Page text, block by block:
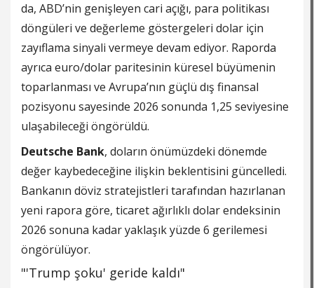
da, ABD’nin genişleyen cari açığı, para politikası
döngüleri ve değerleme göstergeleri dolar için
zayıflama sinyali vermeye devam ediyor. Raporda
ayrıca euro/dolar paritesinin küresel büyümenin
toparlanması ve Avrupa’nın güçlü dış finansal
pozisyonu sayesinde 2026 sonunda 1,25 seviyesine
ulaşabileceği öngörüldü.
Deutsche Bank, doların önümüzdeki dönemde
değer kaybedeceğine ilişkin beklentisini güncelledi.
Bankanın döviz stratejistleri tarafından hazırlanan
yeni rapora göre, ticaret ağırlıklı dolar endeksinin
2026 sonuna kadar yaklaşık yüzde 6 gerilemesi
öngörülüyor.
"'Trump şoku' geride kaldı"